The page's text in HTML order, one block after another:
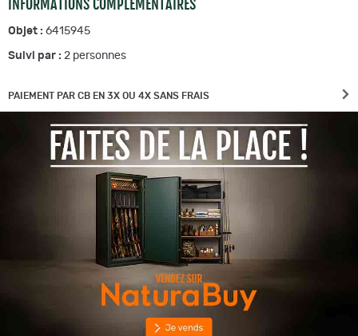
INFORMATIONS COMPLÉMENTAIRES
Objet : 6415945
Suivi par : 2 personnes
PAIEMENT PAR CB EN 3X OU 4X SANS FRAIS